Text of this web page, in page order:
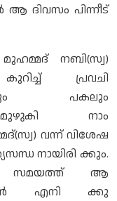
ദിവസം പിന്നീട്
നബി(സ്വ)
പ്രവചി
പകലും
മുഴുകി നാം
വന്ന് വിശേഷ
നായിരി ക്കും.
സമയത്ത് ആ
എനി ക്കു